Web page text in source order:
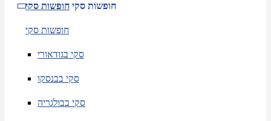
חופשות סקי חופשות סקי
חופשות סקי
סקי בגודאורי
סקי בבנסקו
סקי בבולגריה